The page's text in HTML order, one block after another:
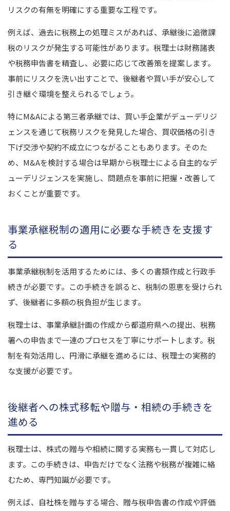
リスクの有無を明確にする重要な工程です。
例えば、過去に税務上の処理ミスがあれば、承継後に追徴課
税のリスクが発生する可能性があります。 税理士は財務諸表
や税務申告書を精査し、必要に応じて改善策を提案します。
事前にリスクを洗い出すことで、後継者や買い手が安心して
引き継ぐ環境を整えられるでしょう。
特にM&Aによる第三者承継では、買い手企業がデューデリジ
ェンスを通じて税務リスクを発見した場合、買収価格の引き
下げ交渉や契約不成立につながることもあります。 そのた
め、M&Aを検討する場合は早期から税理士による自主的なデ
ューデリジェンスを実施し、問題点を事前に把握・改善して
おくことが重要です。
事業承継税制の適用に必要な手続きを支援す
る
事業承継税制を活用するためには、多くの書類作成と行政手
続きが必要です。この手続きを誤ると、税制の恩恵を受けられ
ず、後継者に多額の税負担が生じます。
税理士は、事業承継計画の作成から都道府県への提出、税務
署への申告まで一連のプロセスを丁寧にサポートします。 税
制を有効活用し、円滑に承継を進めるには、税理士の実務的
な支援が必要です。
後継者への株式移転や贈与・相続の手続きを
進める
税理士は、株式の贈与や相続に関する実務も一貫して対応し
ます。この手続きは、申告だけでなく法務や税務が複雑に絡
むため、専門知識が必要です。
例えば、自社株を贈与する場合、贈与税申告書の作成や評価